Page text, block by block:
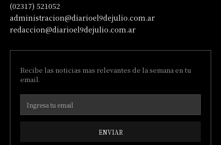
(02317) 521052
administracion@diarioel9dejulio.com.ar
redaccion@diarioel9dejulio.com.ar
Recibe las noticias mas relevantes de la semana en tu
email.
ENVIAR